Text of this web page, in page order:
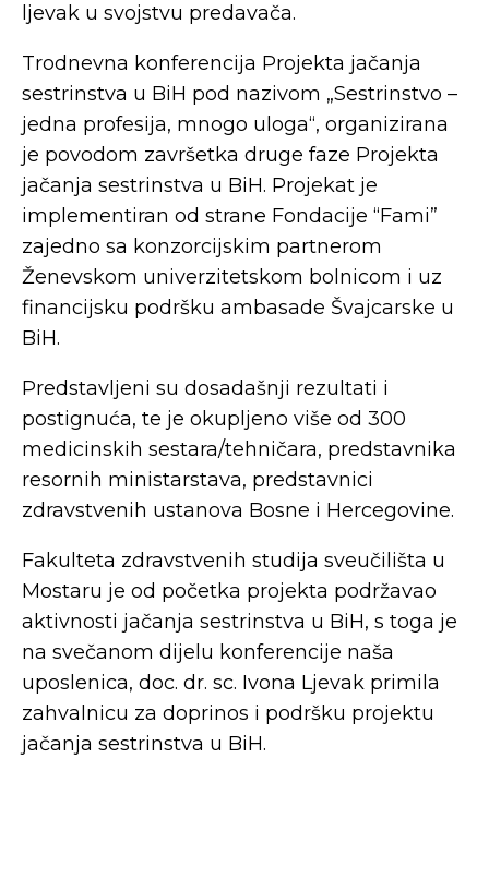
ljevak u svojstvu predavača.
Trodnevna konferencija Projekta jačanja
sestrinstva u BiH pod nazivom „Sestrinstvo –
jedna profesija, mnogo uloga“, organizirana
je povodom završetka druge faze Projekta
jačanja sestrinstva u BiH. Projekat je
implementiran od strane Fondacije “Fami”
zajedno sa konzorcijskim partnerom
Ženevskom univerzitetskom bolnicom i uz
financijsku podršku ambasade Švajcarske u
BiH.
Predstavljeni su dosadašnji rezultati i
postignuća, te je okupljeno više od 300
medicinskih sestara/tehničara, predstavnika
resornih ministarstava, predstavnici
zdravstvenih ustanova Bosne i Hercegovine.
Fakulteta zdravstvenih studija sveučilišta u
Mostaru je od početka projekta podržavao
aktivnosti jačanja sestrinstva u BiH, s toga je
na svečanom dijelu konferencije naša
uposlenica, doc. dr. sc. Ivona Ljevak primila
zahvalnicu za doprinos i podršku projektu
jačanja sestrinstva u BiH.